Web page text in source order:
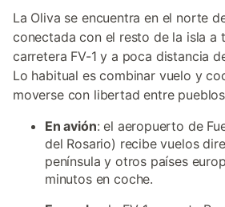
La Oliva se encuentra en el norte
conectada con el resto de la isla a
carretera FV-1 y a poca distancia
Lo habitual es combinar vuelo y
moverse con libertad entre
En avión: el aeropuerto de
del Rosario) recibe vuelos
península y otros países
minutos en coche.